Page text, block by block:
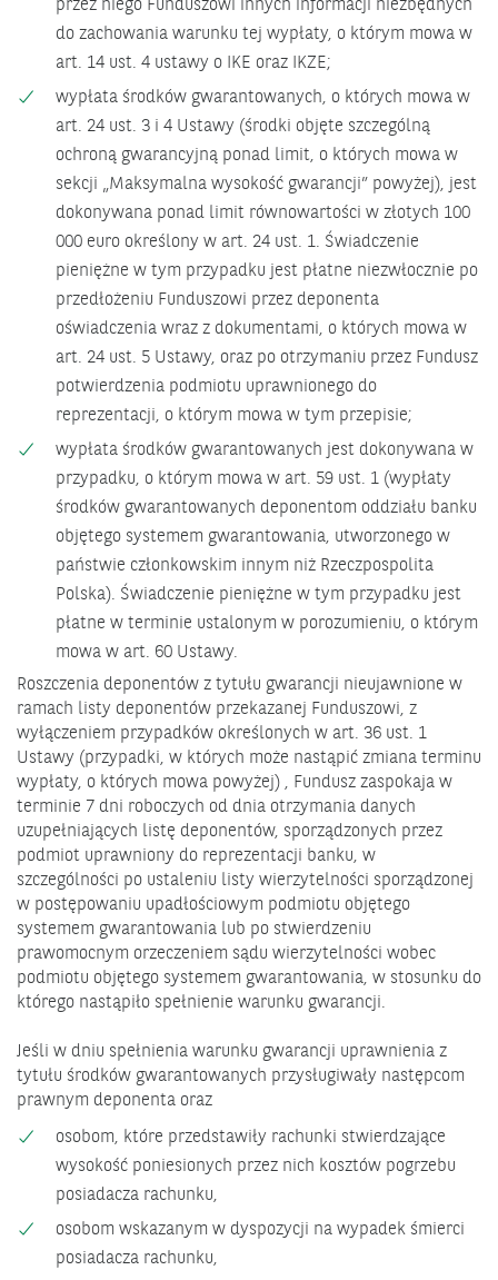
przez niego Funduszowi innych informacji niezbędnych
do zachowania warunku tej wypłaty, o którym mowa w
art. 14 ust. 4 ustawy o IKE oraz IKZE;
wypłata środków gwarantowanych, o których mowa w
art. 24 ust. 3 i 4 Ustawy (środki objęte szczególną
ochroną gwarancyjną ponad limit, o których mowa w
sekcji „Maksymalna wysokość gwarancji” powyżej), jest
dokonywana ponad limit równowartości w złotych 100
000 euro określony w art. 24 ust. 1. Świadczenie
pieniężne w tym przypadku jest płatne niezwłocznie po
przedłożeniu Funduszowi przez deponenta
oświadczenia wraz z dokumentami, o których mowa w
art. 24 ust. 5 Ustawy, oraz po otrzymaniu przez Fundusz
potwierdzenia podmiotu uprawnionego do
reprezentacji, o którym mowa w tym przepisie;
wypłata środków gwarantowanych jest dokonywana w
przypadku, o którym mowa w art. 59 ust. 1 (wypłaty
środków gwarantowanych deponentom oddziału banku
objętego systemem gwarantowania, utworzonego w
państwie członkowskim innym niż Rzeczpospolita
Polska). Świadczenie pieniężne w tym przypadku jest
płatne w terminie ustalonym w porozumieniu, o którym
mowa w art. 60 Ustawy.
Roszczenia deponentów z tytułu gwarancji nieujawnione w
ramach listy deponentów przekazanej Funduszowi, z
wyłączeniem przypadków określonych w art. 36 ust. 1
Ustawy (przypadki, w których może nastąpić zmiana terminu
wypłaty, o których mowa powyżej) , Fundusz zaspokaja w
terminie 7 dni roboczych od dnia otrzymania danych
uzupełniających listę deponentów, sporządzonych przez
podmiot uprawniony do reprezentacji banku, w
szczególności po ustaleniu listy wierzytelności sporządzonej
w postępowaniu upadłościowym podmiotu objętego
systemem gwarantowania lub po stwierdzeniu
prawomocnym orzeczeniem sądu wierzytelności wobec
podmiotu objętego systemem gwarantowania, w stosunku do
którego nastąpiło spełnienie warunku gwarancji.
Jeśli w dniu spełnienia warunku gwarancji uprawnienia z
tytułu środków gwarantowanych przysługiwały następcom
prawnym deponenta oraz
osobom, które przedstawiły rachunki stwierdzające
wysokość poniesionych przez nich kosztów pogrzebu
posiadacza rachunku,
osobom wskazanym w dyspozycji na wypadek śmierci
posiadacza rachunku,